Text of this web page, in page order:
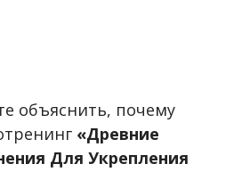
объяснить, почему
«Древние
Для Укрепления